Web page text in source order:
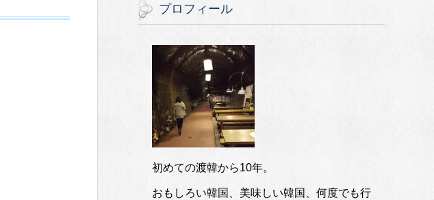
プロフィール
初めての渡韓から10年。
おもしろい韓国、美味しい韓国、何度でも行